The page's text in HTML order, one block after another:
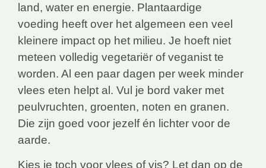
land, water en energie. Plantaardige
voeding heeft over het algemeen een veel
kleinere impact op het milieu. Je hoeft niet
meteen volledig vegetariër of veganist te
worden. Al een paar dagen per week minder
vlees eten helpt al. Vul je bord vaker met
peulvruchten, groenten, noten en granen.
Die zijn goed voor jezelf én lichter voor de
aarde.
Kies je toch voor vlees of vis? Let dan op de